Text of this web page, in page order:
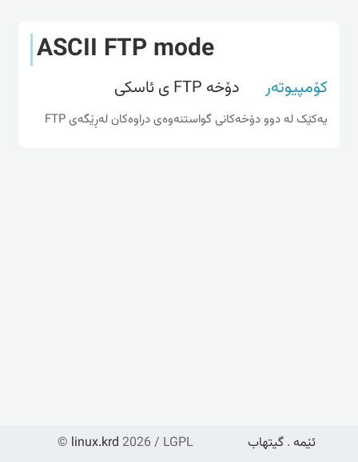
ASCII FTP mode
کۆمپیوتەر دۆخه‌ FTP ی ئاسکی
یه‌کێک له‌ دوو دۆخه‌کانی گواستنه‌وه‌ی دراوه‌کان له‌ڕێگه‌ی FTP
© linux.krd 2026 / LGPL ئێمە . گیتهاب